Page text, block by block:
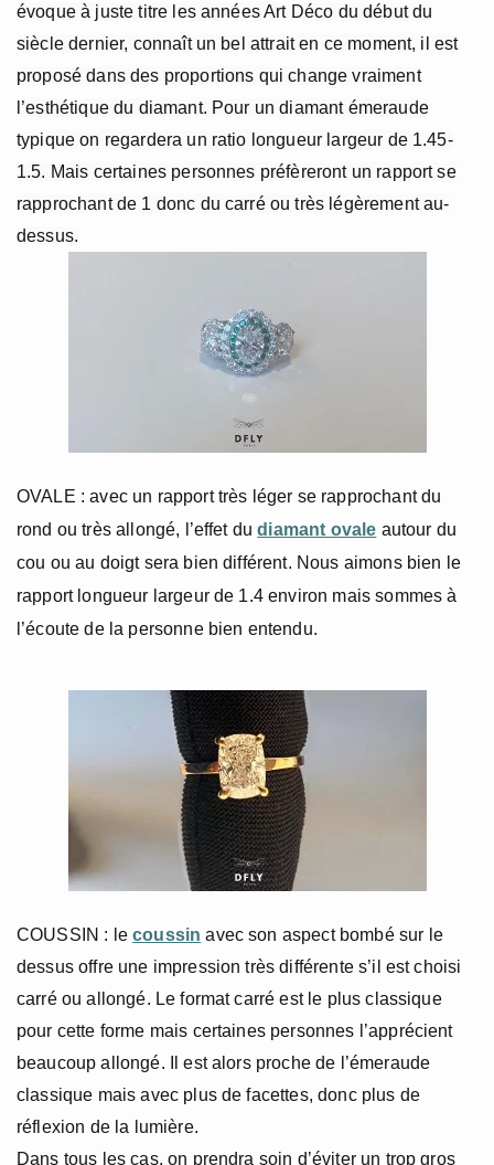
évoque à juste titre les années Art Déco du début du
siècle dernier, connaît un bel attrait en ce moment, il est
proposé dans des proportions qui change vraiment
l’esthétique du diamant. Pour un diamant émeraude
typique on regardera un ratio longueur largeur de 1.45-
1.5. Mais certaines personnes préfèreront un rapport se
rapprochant de 1 donc du carré ou très légèrement au-
dessus.
OVALE : avec un rapport très léger se rapprochant du
rond ou très allongé, l’effet dudiamant ovale autour du
cou ou au doigt sera bien différent. Nous aimons bien le
rapport longueur largeur de 1.4 environ mais sommes à
l’écoute de la personne bien entendu.
COUSSIN : lecoussin avec son aspect bombé sur le
dessus offre une impression très différente s’il est choisi
carré ou allongé. Le format carré est le plus classique
pour cette forme mais certaines personnes l’apprécient
beaucoup allongé. Il est alors proche de l’émeraude
classique mais avec plus de facettes, donc plus de
réflexion de la lumière.
Dans tous les cas, on prendra soin d’éviter un trop gros